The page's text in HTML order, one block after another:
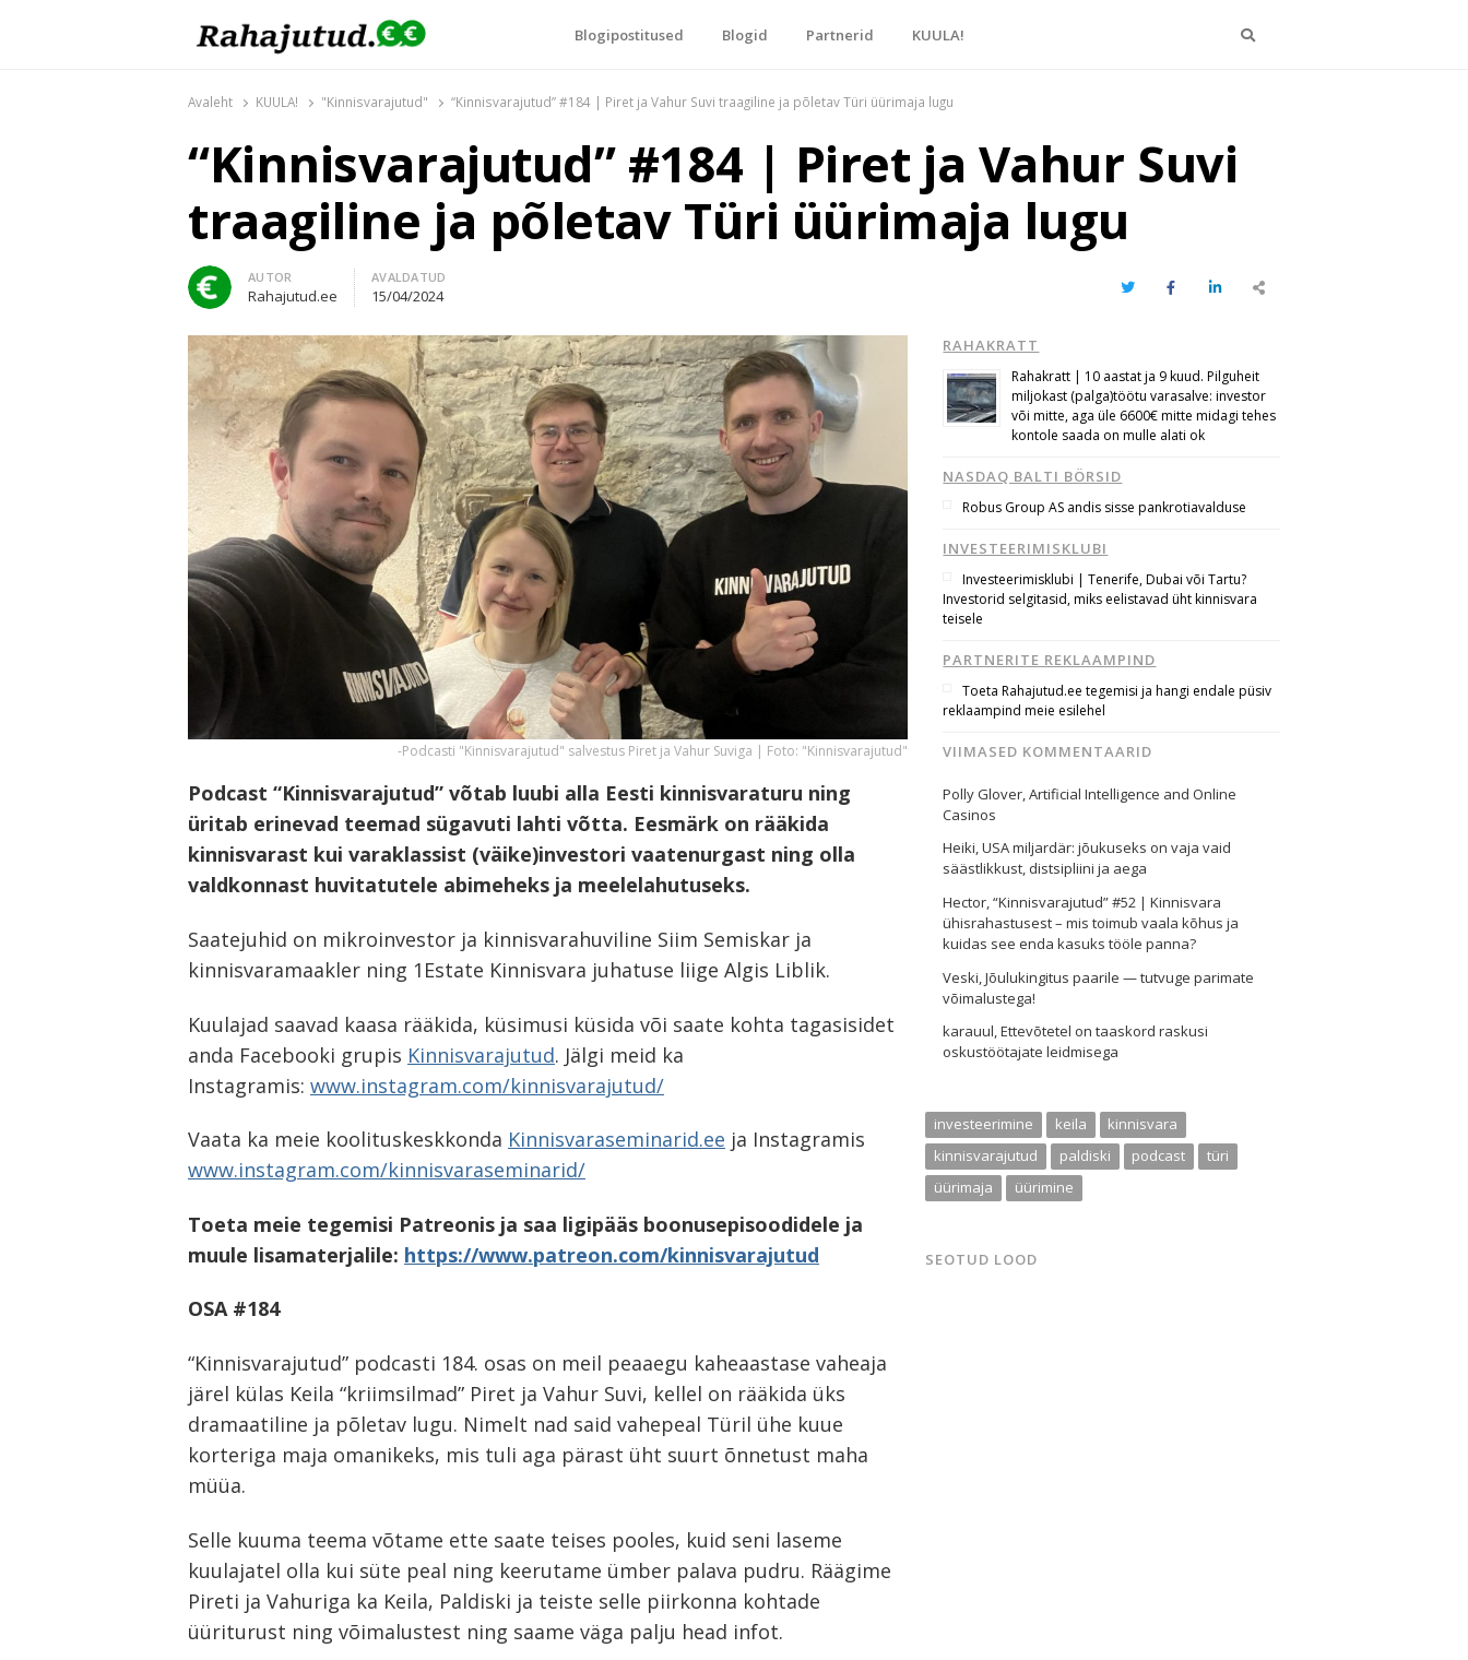
Blogipostitused Blogid Partnerid KUULA!
Avaleht KUULA! "Kinnisvarajutud" “Kinnisvarajutud” #184 | Piret ja Vahur Suvi traagiline ja põletav Türi üürimaja lugu
“Kinnisvarajutud” #184 | Piret ja Vahur Suvi
traagiline ja põletav Türi üürimaja lugu
Author
AUTOR
Rahajutud.ee
AVALDATUD
15/04/2024 TwitterFacebookLinkedInShare
-Podcasti "Kinnisvarajutud" salvestus Piret ja Vahur Suviga | Foto: "Kinnisvarajutud"
Podcast “Kinnisvarajutud” võtab luubi alla Eesti kinnisvaraturu ning
üritab erinevad teemad sügavuti lahti võtta. Eesmärk on rääkida
kinnisvarast kui varaklassist (väike)investori vaatenurgast ning olla
valdkonnast huvitatutele abimeheks ja meelelahutuseks.
Saatejuhid on mikroinvestor ja kinnisvarahuviline Siim Semiskar ja
kinnisvaramaakler ning 1Estate Kinnisvara juhatuse liige Algis Liblik.
Kuulajad saavad kaasa rääkida, küsimusi küsida või saate kohta tagasisidet
anda Facebooki grupis Kinnisvarajutud. Jälgi meid ka
Instagramis: www.instagram.com/kinnisvarajutud/
Vaata ka meie koolituskeskkonda Kinnisvaraseminarid.ee ja Instagramis
www.instagram.com/kinnisvaraseminarid/
Toeta meie tegemisi Patreonis ja saa ligipääs boonusepisoodidele ja
muule lisamaterjalile: https://www.patreon.com/kinnisvarajutud
OSA #184
“Kinnisvarajutud” podcasti 184. osas on meil peaaegu kaheaastase vaheaja
järel külas Keila “kriimsilmad” Piret ja Vahur Suvi, kellel on rääkida üks
dramaatiline ja põletav lugu. Nimelt nad said vahepeal Türil ühe kuue
korteriga maja omanikeks, mis tuli aga pärast üht suurt õnnetust maha
müüa.
Selle kuuma teema võtame ette saate teises pooles, kuid seni laseme
kuulajatel olla kui süte peal ning keerutame ümber palava pudru. Räägime
Pireti ja Vahuriga ka Keila, Paldiski ja teiste selle piirkonna kohtade
üüriturust ning võimalustest ning saame väga palju head infot.
RAHAKRATT
Rahakratt | 10 aastat ja 9 kuud. Pilguheit
miljokast (palga)töötu varasalve: investor
või mitte, aga üle 6600€ mitte midagi tehes
kontole saada on mulle alati ok
NASDAQ BALTI BÖRSID
Robus Group AS andis sisse pankrotiavalduse
INVESTEERIMISKLUBI
Investeerimisklubi | Tenerife, Dubai või Tartu?
Investorid selgitasid, miks eelistavad üht kinnisvara
teisele
PARTNERITE REKLAAMPIND
Toeta Rahajutud.ee tegemisi ja hangi endale püsiv
reklaampind meie esilehel
VIIMASED KOMMENTAARID
Polly Glover ,Artificial Intelligence and Online
Casinos
Heiki,USA miljardär: jõukuseks on vaja vaid
säästlikkust, distsipliini ja aega
Hector,“Kinnisvarajutud” #52 | Kinnisvara
ühisrahastusest – mis toimub vaala kõhus ja
kuidas see enda kasuks tööle panna?
Veski,Jõulukingitus paarile — tutvuge parimate
võimalustega!
karauul,Ettevõtetel on taaskord raskusi
oskustöötajate leidmisega
investeerimine keila
kinnisvara
kinnisvarajutud
paldiski podcast
türi
üürimaja
üürimine
SEOTUD LOOD